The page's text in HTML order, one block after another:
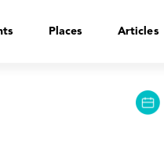
Places Articles